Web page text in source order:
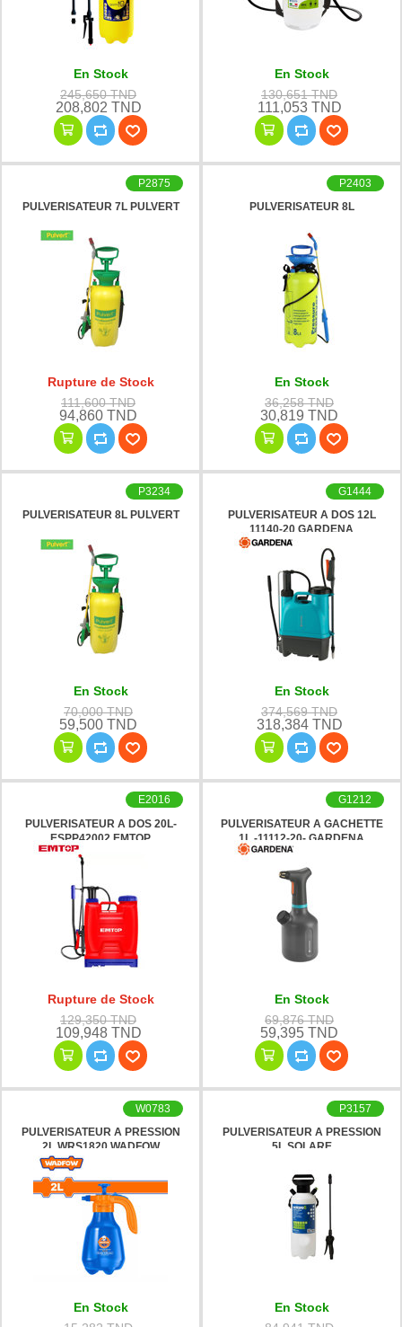
En Stock
245,650 TND
208,802 TND
En Stock
130,651 TND
111,053 TND
PULVERISATEUR 7L PULVERT
P2875
Rupture de Stock
111,600 TND
94,860 TND
PULVERISATEUR 8L
P2403
En Stock
36,258 TND
30,819 TND
PULVERISATEUR 8L PULVERT
P3234
En Stock
70,000 TND
59,500 TND
PULVERISATEUR A DOS 12L
11140-20 GARDENA
G1444
En Stock
374,569 TND
318,384 TND
PULVERISATEUR A DOS 20L-
ESPP42002 EMTOP
E2016
Rupture de Stock
129,350 TND
109,948 TND
PULVERISATEUR A GACHETTE
1L -11112-20- GARDENA
G1212
En Stock
69,876 TND
59,395 TND
PULVERISATEUR A PRESSION
2L WRS1820 WADFOW
W0783
En Stock
PULVERISATEUR A PRESSION
5L SOLARE
P3157
En Stock